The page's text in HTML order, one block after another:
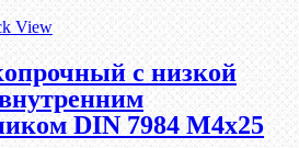
View
с низкой
DIN 7984 М4х25